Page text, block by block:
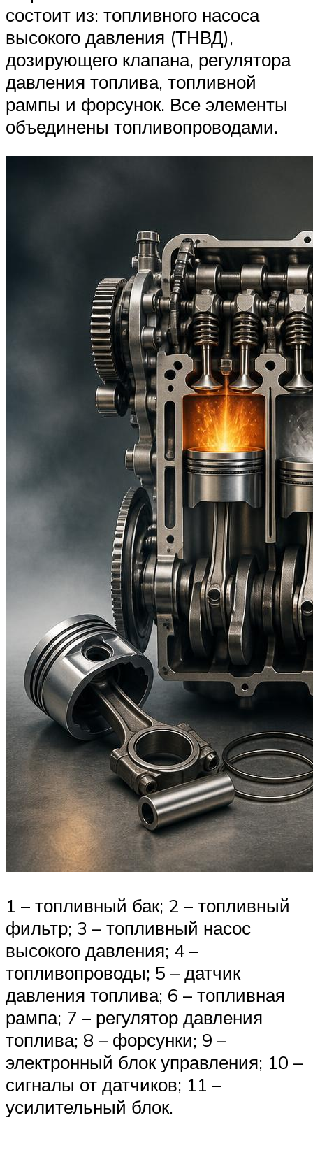
состоит из: топливного насоса
высокого давления (ТНВД),
дозирующего клапана, регулятора
давления топлива, топливной
рампы и форсунок. Все элементы
объединены топливопроводами.
1 – топливный бак; 2 – топливный
фильтр; 3 – топливный насос
высокого давления; 4 –
топливопроводы; 5 – датчик
давления топлива; 6 – топливная
рампа; 7 – регулятор давления
топлива; 8 – форсунки; 9 –
электронный блок управления; 10 –
сигналы от датчиков; 11 –
усилительный блок.